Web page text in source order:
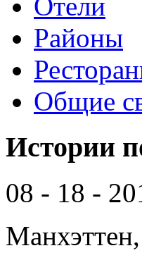
Отели
Районы
Общие
Истории
08 - 18 -